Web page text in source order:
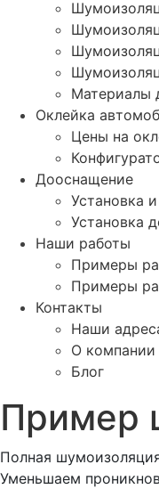
Материалы
Оклейка
Цены на
Дооснащение
Установка
Установка
Наши работы
Примеры
Примеры
Контакты
Наши
О компании
Блог
Пример
Полная
Уменьшаем